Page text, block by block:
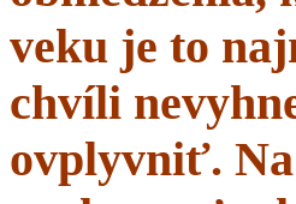
veku je to
chvíli
ovplyvniť. Na